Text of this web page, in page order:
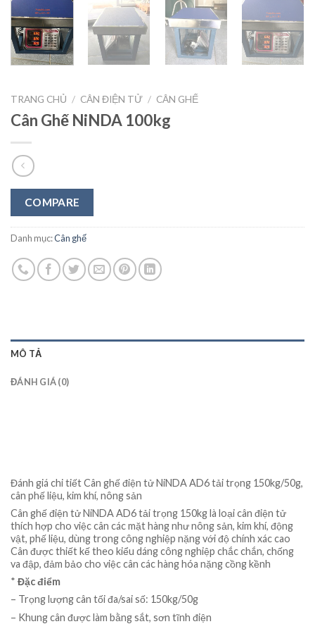
TRANG CHỦ / CÂN ĐIỆN TỬ / CÂN GHẾ
Cân Ghế NiNDA 100kg
COMPARE
Danh mục:Cân ghế
MÔ TẢ
ĐÁNH GIÁ (0)
Đánh giá chi tiết Cân ghế điện tử NiNDA AD6 tải trọng 150kg/50g,
cân phế liệu, kim khí, nông sản
Cân ghế điện tử NiNDA AD6 tải trọng 150kg là loại cân điện tử
thích hợp cho việc cân các mặt hàng như nông sản, kim khí, động
vật, phế liệu, dùng trong công nghiệp nặng với độ chính xác cao
Cân được thiết kế theo kiểu dáng công nghiệp chắc chắn, chống
va đập, đảm bảo cho việc cân các hàng hóa nặng cồng kềnh
* Đặc điểm
– Trọng lượng cân tối đa/sai số: 150kg/50g
– Khung cân được làm bằng sắt, sơn tĩnh điện